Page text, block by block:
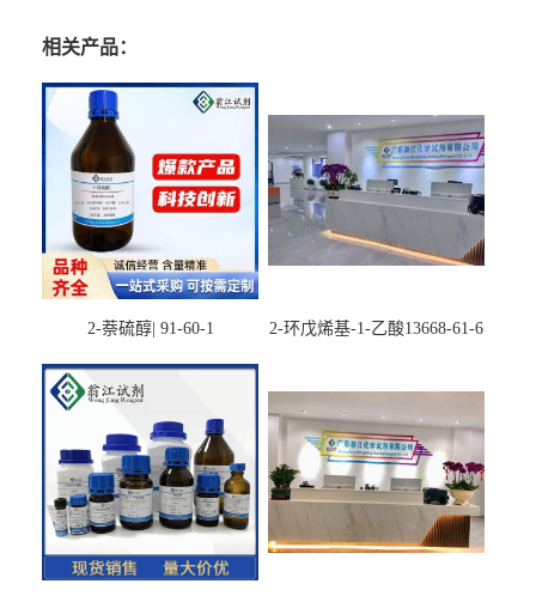
相关产品：
2-萘硫醇| 91-60-1 2-环戊烯基-1-乙酸13668-61-6